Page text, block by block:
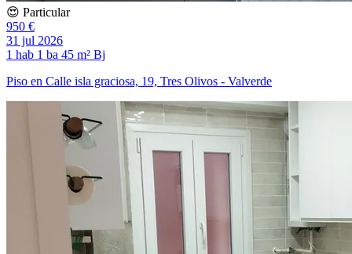
😍 Particular
950 €
31 jul 2026
1 hab 1 ba 45 m² Bj
Piso en Calle isla graciosa, 19, Tres Olivos - Valverde